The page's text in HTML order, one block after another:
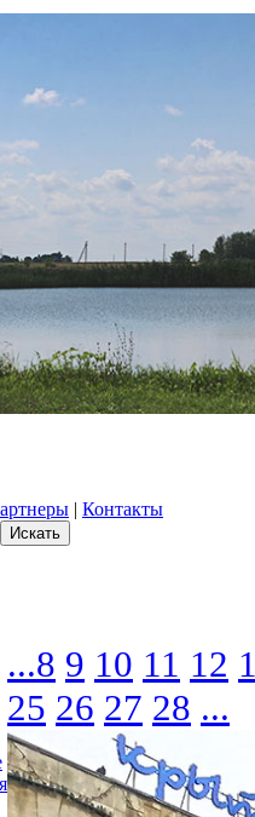
| Контакты
...8 9 10 11 12
25 26 27 28 ...